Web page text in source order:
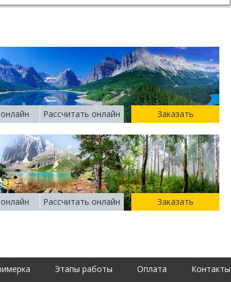
Рассчитать онлайн Заказать
Рассчитать онлайн Заказать
Этапы работы Оплата Контакты